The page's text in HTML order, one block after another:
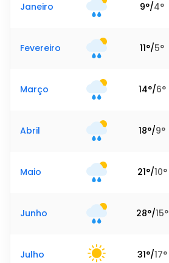
Janeiro 9°/4°
Fevereiro 11°/5°
Março 14°/6°
Abril 18°/9°
Maio 21°/10°
Junho 28°/15°
Julho 31°/17°